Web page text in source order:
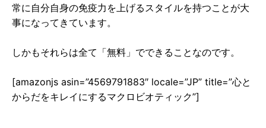
常に自分自身の免疫力を上げるスタイルを持つことが大
事になってきています。
しかもそれらは全て「無料」でできることなのです。
[amazonjs asin=”4569791883″ locale=”JP” title=”心と
からだをキレイにするマクロビオティック”]